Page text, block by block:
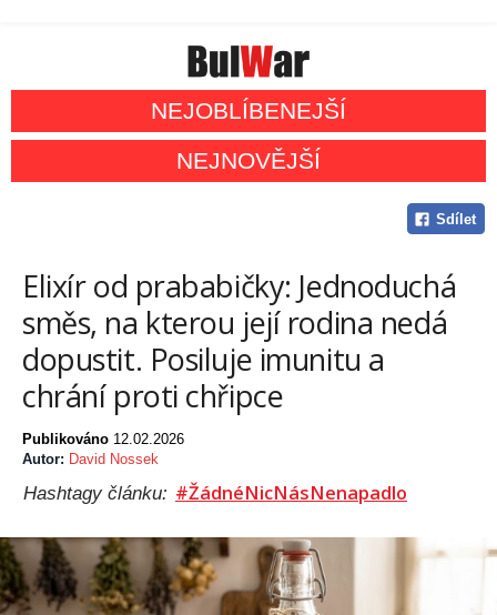
NEJOBLÍBENEJŠÍ
NEJNOVĚJŠÍ
Sdílet
Elixír od prababičky: Jednoduchá
směs, na kterou její rodina nedá
dopustit. Posiluje imunitu a
chrání proti chřipce
Publikováno 12.02.2026
Autor: David Nossek
Hashtagy článku: #ŽádnéNicNásNenapadlo